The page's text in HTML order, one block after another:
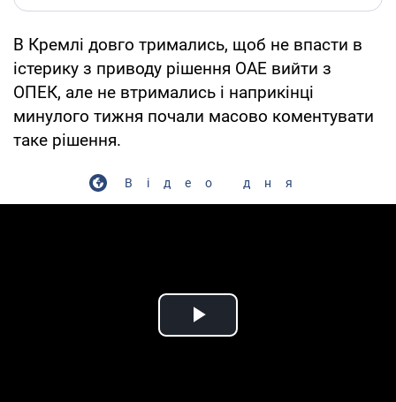
В Кремлі довго тримались, щоб не впасти в
істерику з приводу рішення ОАЕ вийти з
ОПЕК, але не втримались і наприкінці
минулого тижня почали масово коментувати
таке рішення.
Відео дня
Play Video